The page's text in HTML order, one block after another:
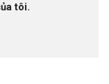
tôi.